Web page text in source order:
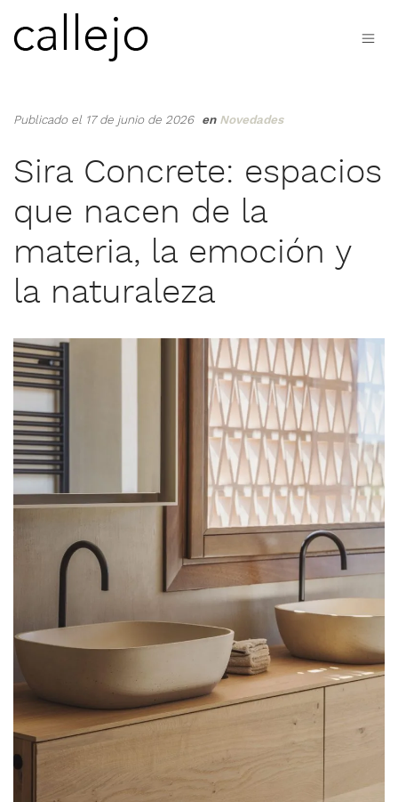
Publicado el 17 de junio de 2026 en Novedades
Sira Concrete: espacios
que nacen de la
materia, la emoción y
la naturaleza